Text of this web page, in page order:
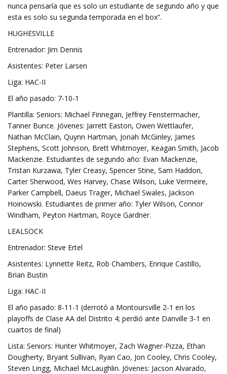
nunca pensaría que es solo un estudiante de segundo año y que
esta es solo su segunda temporada en el box”.
HUGHESVILLE
Entrenador: Jim Dennis
Asistentes: Peter Larsen
Liga: HAC-II
El año pasado: 7-10-1
Plantilla: Seniors: Michael Finnegan, Jeffrey Fenstermacher,
Tanner Bunce. Jóvenes: Jarrett Easton, Owen Wettlaufer,
Nathan McClain, Quynn Hartman, Jonah McGinley, James
Stephens, Scott Johnson, Brett Whitmoyer, Keagan Smith, Jacob
Mackenzie. Estudiantes de segundo año: Evan Mackenzie,
Tristan Kurzawa, Tyler Creasy, Spencer Stine, Sam Haddon,
Carter Sherwood, Wes Harvey, Chase Wilson, Luke Vermeire,
Parker Campbell, Daeus Trager, Michael Swales, Jackson
Hoinowski. Estudiantes de primer año: Tyler Wilson, Connor
Windham, Peyton Hartman, Royce Gardner.
LEALSOCK
Entrenador: Steve Ertel
Asistentes: Lynnette Reitz, Rob Chambers, Enrique Castillo,
Brian Bustin
Liga: HAC-II
El año pasado: 8-11-1 (derrotó a Montoursville 2-1 en los
playoffs de Clase AA del Distrito 4; perdió ante Danville 3-1 en
cuartos de final)
Lista: Seniors: Hunter Whitmoyer, Zach Wagner-Pizza, Ethan
Dougherty, Bryant Sullivan, Ryan Cao, Jon Cooley, Chris Cooley,
Steven Lingg, Michael McLaughlin. Jóvenes: Jacson Alvarado,